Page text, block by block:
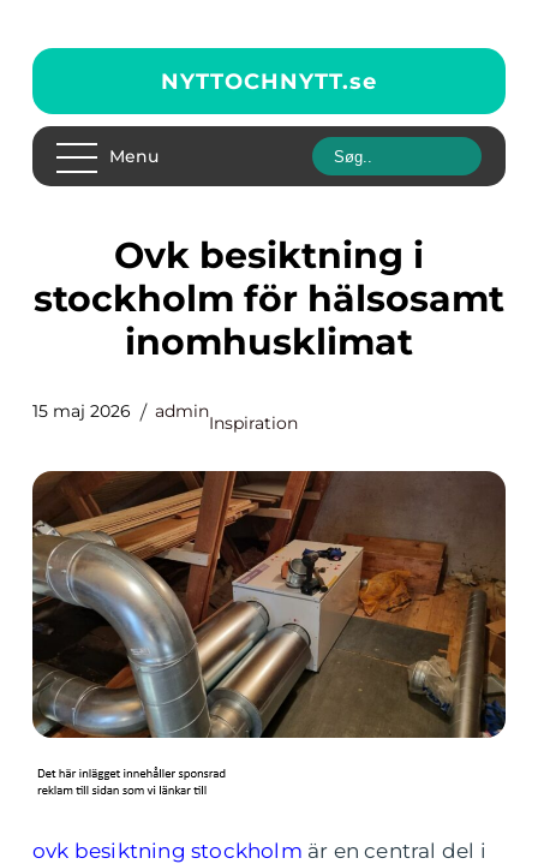
NYTTOCHNYTT.se
Menu
Ovk besiktning i
stockholm för hälsosamt
inomhusklimat
15 maj 2026 admin
Inspiration
ovk besiktning stockholm är en central del i